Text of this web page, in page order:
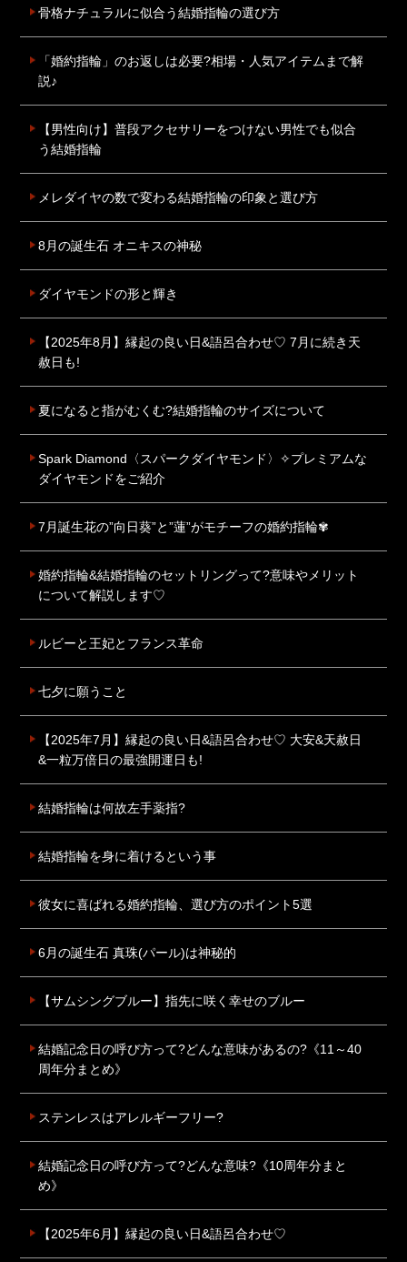
骨格ナチュラルに似合う結婚指輪の選び方
「婚約指輪」のお返しは必要?相場・人気アイテムまで解
説♪
【男性向け】普段アクセサリーをつけない男性でも似合
う結婚指輪
メレダイヤの数で変わる結婚指輪の印象と選び方
8月の誕生石 オニキスの神秘
ダイヤモンドの形と輝き
【2025年8月】縁起の良い日&語呂合わせ♡ 7月に続き天
赦日も!
夏になると指がむくむ?結婚指輪のサイズについて
Spark Diamond〈スパークダイヤモンド〉✧プレミアムな
ダイヤモンドをご紹介
7月誕生花の”向日葵”と”蓮”がモチーフの婚約指輪✾
婚約指輪&結婚指輪のセットリングって?意味やメリット
について解説します♡
ルビーと王妃とフランス革命
七夕に願うこと
【2025年7月】縁起の良い日&語呂合わせ♡ 大安&天赦日
&一粒万倍日の最強開運日も!
結婚指輪は何故左手薬指?
結婚指輪を身に着けるという事
彼女に喜ばれる婚約指輪、選び方のポイント5選
6月の誕生石 真珠(パール)は神秘的
【サムシングブルー】指先に咲く幸せのブルー
結婚記念日の呼び方って?どんな意味があるの?《11～40
周年分まとめ》
ステンレスはアレルギーフリー?
結婚記念日の呼び方って?どんな意味?《10周年分まと
め》
【2025年6月】縁起の良い日&語呂合わせ♡